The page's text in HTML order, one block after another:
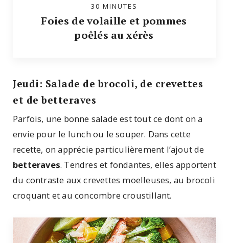
30 MINUTES
Foies de volaille et pommes
poêlés au xérès
Jeudi: Salade de brocoli, de crevettes
et de betteraves
Parfois, une bonne salade est tout ce dont on a
envie pour le lunch ou le souper. Dans cette
recette, on apprécie particulièrement l’ajout de
betteraves. Tendres et fondantes, elles apportent
du contraste aux crevettes moelleuses, au brocoli
croquant et au concombre croustillant.